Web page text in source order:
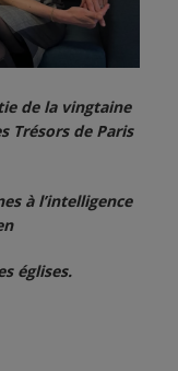
de la vingtaine
Trésors de Paris
à l’intelligence
églises.